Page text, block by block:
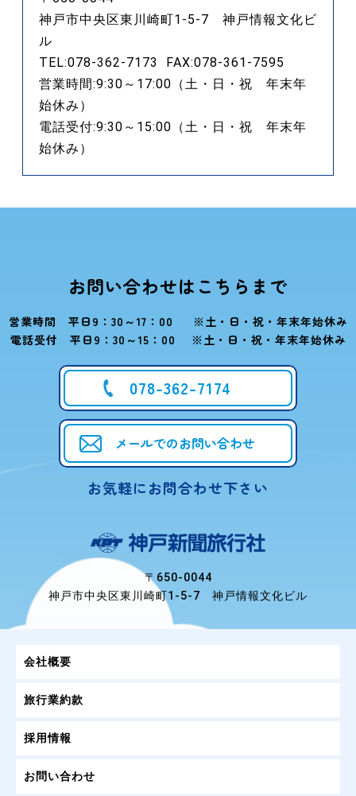
神戸市中央区東川崎町1-5-7 神戸情報文化ビ
ル
TEL:078-362-7173 FAX:078-361-7595
営業時間:9:30～17:00（土・日・祝 年末年
始休み）
電話受付:9:30～15:00（土・日・祝 年末年
始休み）
お問い合わせはこちらまで
営業時間 平日9：30～17：00 ※土・日・祝・年末年始休み
電話受付 平日9：30～15：00 ※土・日・祝・年末年始休み
078-362-7174
メールでのお問い合わせ
お気軽にお問合わせ下さい
〒650-0044
神戸市中央区東川崎町1-5-7 神戸情報文化ビル
会社概要
旅行業約款
採用情報
お問い合わせ